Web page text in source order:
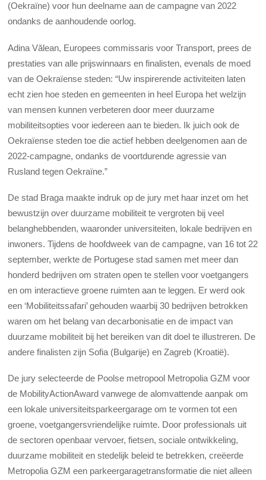
(Oekraïne) voor hun deelname aan de campagne van 2022
ondanks de aanhoudende oorlog.
Adina Vălean, Europees commissaris voor Transport, prees de
prestaties van alle prijswinnaars en finalisten, evenals de moed
van de Oekraïense steden: “Uw inspirerende activiteiten laten
echt zien hoe steden en gemeenten in heel Europa het welzijn
van mensen kunnen verbeteren door meer duurzame
mobiliteitsopties voor iedereen aan te bieden. Ik juich ook de
Oekraïense steden toe die actief hebben deelgenomen aan de
2022-campagne, ondanks de voortdurende agressie van
Rusland tegen Oekraïne.”
De stad Braga maakte indruk op de jury met haar inzet om het
bewustzijn over duurzame mobiliteit te vergroten bij veel
belanghebbenden, waaronder universiteiten, lokale bedrijven en
inwoners. Tijdens de hoofdweek van de campagne, van 16 tot 22
september, werkte de Portugese stad samen met meer dan
honderd bedrijven om straten open te stellen voor voetgangers
en om interactieve groene ruimten aan te leggen. Er werd ook
een ‘Mobiliteitssafari’ gehouden waarbij 30 bedrijven betrokken
waren om het belang van decarbonisatie en de impact van
duurzame mobiliteit bij het bereiken van dit doel te illustreren. De
andere finalisten zijn Sofia (Bulgarije) en Zagreb (Kroatië).
De jury selecteerde de Poolse metropool Metropolia GZM voor
de MobilityActionAward vanwege de alomvattende aanpak om
een lokale universiteitsparkeergarage om te vormen tot een
groene, voetgangersvriendelijke ruimte. Door professionals uit
de sectoren openbaar vervoer, fietsen, sociale ontwikkeling,
duurzame mobiliteit en stedelijk beleid te betrekken, creëerde
Metropolia GZM een parkeergaragetransformatie die niet alleen